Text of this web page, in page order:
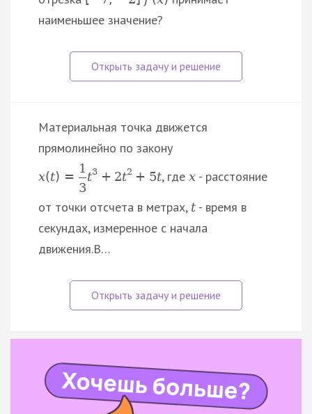
наименьшее значение?
Материальная точка движется
прямолинейно по закону
x(t) =
1
3
t3 + 2t2 + 5t, где x- расстояние
от точки отсчета в метрах, t - время в
секундах, измеренное с начала
движения.В…